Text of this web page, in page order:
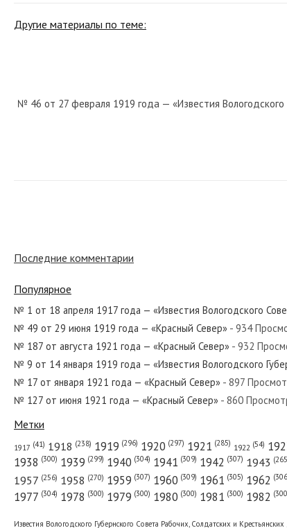
Другие материалы по теме:
№ 46 от 27 февраля 1919 года — «Известия Вологодского
№ 227 от октября 1938 года — «Красный Север»
№ 219 от сентября 1923 года — «Красный Север»
№ 238 от декабря 1944 года — «Красный Север»
Последние комментарии
Популярное
№ 1 от 18 апреля 1917 года — «Известия Вологодского
№ 49 от 29 июня 1919 года — «Красный Север» - 934
№ 187 от августа 1921 года — «Красный Север» - 932
№ 9 от 14 января 1919 года — «Известия Вологодского
№ 17 от января 1921 года — «Красный Север» - 897
№ 127 от июня 1921 года — «Красный Север» - 860
Метки
1917 (41) 1918 (238) 1919 (296) 1920 (297) 1921 (285) 1922 (54)
1938 (300) 1939 (299) 1940 (304) 1941 (309) 1942 (307) 1943
1957 (256) 1958 (270) 1959 (307) 1960 (309) 1961 (305) 1962
1977 (304) 1978 (300) 1979 (300) 1980 (300) 1981 (300) 1982
Известия Вологодского Губернского Совета Рабочих, Солдатских и